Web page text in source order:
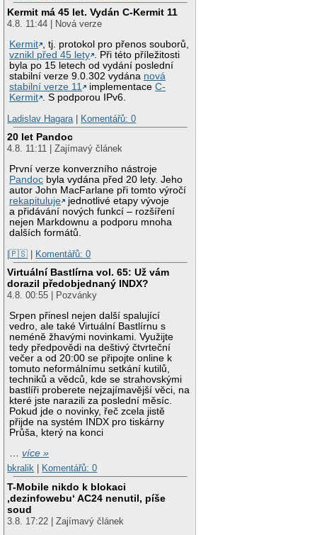
Kermit má 45 let. Vydán C-Kermit 11
4.8. 11:44 | Nová verze
Kermit , tj. protokol pro přenos souborů,
vznikl před 45 lety . Při této příležitosti
byla po 15 letech od vydání poslední
stabilní verze 9.0.302 vydána nová
stabilní verze 11
implementaceC-
Kermit . S podporou IPv6.
Ladislav Hagara | Komentářů: 0
20 let Pandoc
4.8. 11:11 | Zajímavý článek
První verze konverzního nástroje
Pandoc byla vydána před 20 lety. Jeho
autor John MacFarlane při tomto výročí
rekapituluje
jednotlivé etapy vývoje
a přidávání nových funkcí – rozšíření
nejen Markdownu a podporu mnoha
dalších formátů.
|🇵🇸 | Komentářů: 0
Virtuální Bastlírna vol. 65: Už vám
dorazil předobjednaný INDX?
4.8. 00:55 | Pozvánky
Srpen přinesl nejen další spalující
vedro, ale také Virtuální Bastlírnu s
neméně žhavými novinkami. Využijte
tedy předpovědi na deštivý čtvrteční
večer a od 20:00 se připojte online k
tomuto neformálnímu setkání kutilů,
techniků a vědců, kde se strahovskými
bastlíři proberete nejzajímavější věci, na
které jste narazili za poslední měsíc.
Pokud jde o novinky, řeč zcela jistě
přijde na systém INDX pro tiskárny
Průša, který na konci
…více »
bkralik
Komentářů: 0
T-Mobile nikdo k blokaci
‚dezinfowebu‘ AC24 nenutil, píše
soud
3.8. 17:22 | Zajímavý článek